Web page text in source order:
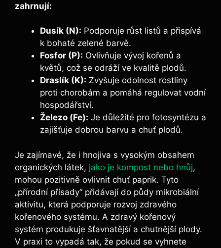
zahrnují:
Dusík ⁢(N): Podporuje růst listů ‌a přispívá
k bohaté⁣ zelené barvě.
Fosfor (P): Ovlivňuje vývoj‌ kořenů a
květů, což ​se odráží ve kvalitě plodů.
Draslík (K): ⁤Zvyšuje odolnost​ rostliny
proti‍ chorobám a pomáhá‌ regulovat vodní
hospodářství.
Železo (Fe): Je důležité pro fotosyntézu a
zajišťuje dobrou ⁣barvu a ⁤chuť plodů.
Je zajímavé, ⁢že i ​hnojiva⁣ s vysokým ⁤obsahem
organických látek, jako je kompost nebo hnůj,‌
mohou pozitivně ‌ovlivnit chuť paprik. Tyto
„přírodní přísady“ přidávají do půdy mikrobiální
‌aktivitu, která podporuje rozvoj zdravého
kořenového systému. A zdravý kořenový
systém produkuje šťavnatější⁢ a ⁢chutnější plody.
V ⁢praxi to vypadá tak, že pokud se ⁤vyhnete